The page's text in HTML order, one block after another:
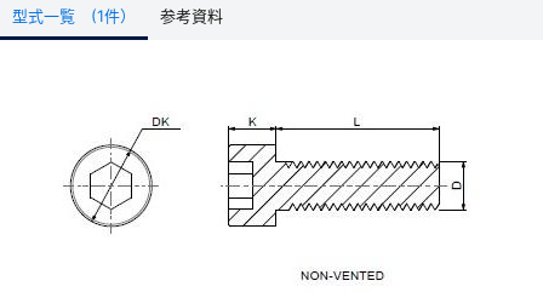
型式一覧 (1件） 参考資料